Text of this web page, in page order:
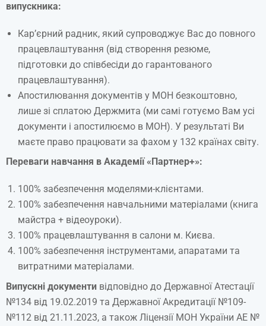
випускника:
Кар’єрний радник, який супроводжує Вас до повного
працевлаштування (від створення резюме,
підготовки до співбесіди до гарантованого
працевлаштування).
Апостилювання документів у МОН безкоштовно,
лише зі сплатою Держмита (ми самі готуємо Вам усі
документи і апостилюємо в МОН). У результаті Ви
маєте право працювати за фахом у 132 країнах світу.
Переваги навчання в Академії«Партнер+»:
100% забезпечення моделями-клієнтами.
100% забезпечення навчальними матеріалами (книга
майстра + відеоуроки).
100% працевлаштування в салони м. Києва.
100% забезпечення інструментами, апаратами та
витратними матеріалами.
Випускні документи відповідно до Державної Атестації
№134 від 19.02.2019 та Державної Акредитації №109-
№112 від 21.11.2023, а також Ліцензії МОН України АЕ №